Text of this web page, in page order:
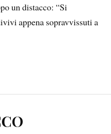
un distacco: “Si
appena sopravvissuti a